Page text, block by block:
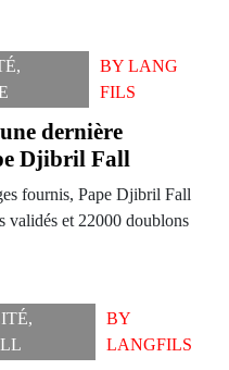
,
BY LANG
FILS
dernière
Djibril Fall
fournis, Pape Djibril Fall
validés et 22000 doublons
,
BY
LANGFILS